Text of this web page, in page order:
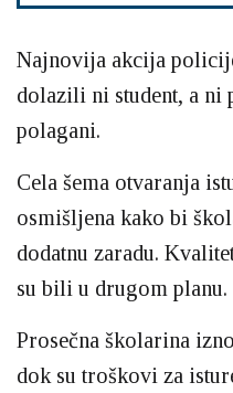
Najnovija akcija
dolazili ni student, a ni
polagani.
Cela šema otvaranja
osmišljena kako bi
dodatnu zaradu.
su bili u drugom planu.
Prosečna školarina
dok su troškovi za